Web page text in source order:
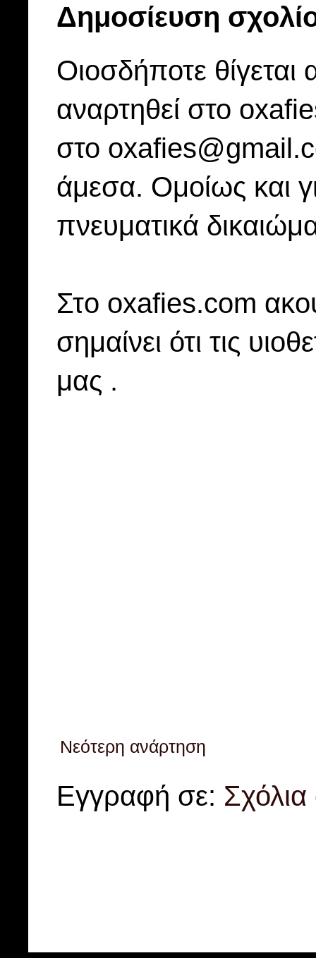
Δημοσίευση
Οιοσδήποτε
αναρτηθεί στο
στο
άμεσα. Ομοίως και
πνευματικά
Στo oxafies.com
σημαίνει ότι τις
μας .
Νεότερη ανάρτηση
Εγγραφή σε: